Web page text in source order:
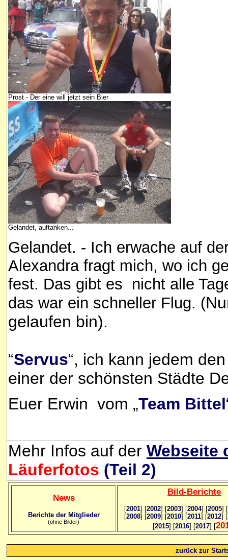
Prost - Der eine will jetzt sein Bier
Gelandet, auftanken...
Gelandet. - Ich erwache auf
Alexandra fragt mich, wo ich
fest. Das gibt es nicht alle
das war ein schneller Flug. (
gelaufen bin).
“Servus“, ich kann jedem
einer der schönsten Städte
Euer Erwin vom „Team Bittel
Mehr Infos auf der Webseite
Läuferfotos (Teil 2)
News
Berichte der Mitglieder
(ohne Bilder)
Bild-Berichte
[2001] [2002] [2003] [2004] [2005] [
[2008] [2009] [2010] [2011] [2012] [
[2015] [2016] [2017] [
zurück zur